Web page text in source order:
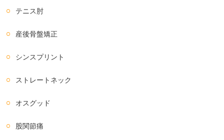
テニス肘
産後骨盤矯正
シンスプリント
ストレートネック
オスグッド
股関節痛